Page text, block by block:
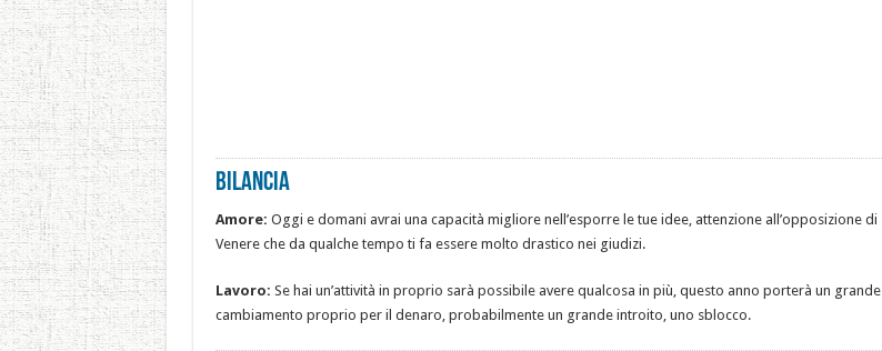
Bilancia
Amore: Oggi e domani avrai una capacità migliore nell’esporre le tue idee, attenzione all’opposizione di
Venere che da qualche tempo ti fa essere molto drastico nei giudizi.
Lavoro: Se hai un’attività in proprio sarà possibile avere qualcosa in più, questo anno porterà un grande
cambiamento proprio per il denaro, probabilmente un grande introito, uno sblocco.